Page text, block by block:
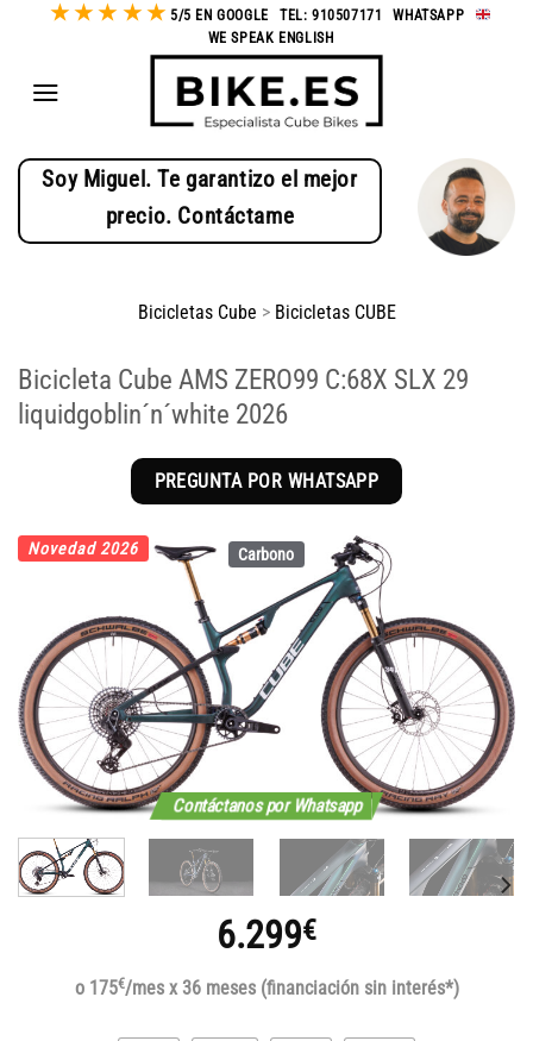
★★ ★ ★★ 5/5 EN GOOGLE TEL: 910507171 -WHATSAPP
WE SPEAK ENGLISH
Soy Miguel. Te garantizo el mejor
precio. Contáctame
Bicicletas Cube > Bicicletas CUBE
Bicicleta Cube AMS ZERO99 C:68X SLX 29
liquidgoblin´n´white 2026
PREGUNTA POR WHATSAPP
Carbono
Contáctanos por Whatsapp
Novedad 2026
6.299€
o 175€/mes x 36 meses (financiación sin interés*)